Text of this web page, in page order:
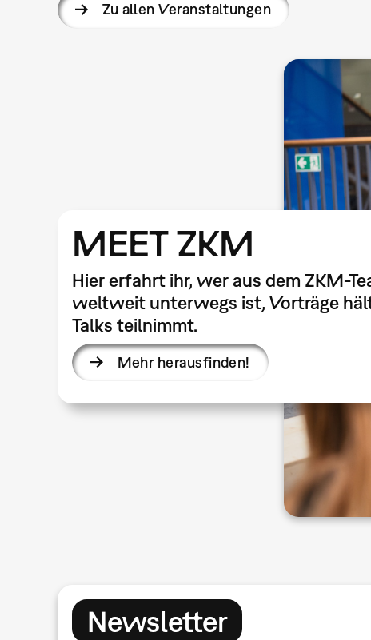
Zu allen Veranstaltungen
MEET ZKM
Hier erfahrt ihr, wer aus dem ZKM-
weltweit unterwegs ist, Vorträge
Talks teilnimmt.
Mehr herausfinden!
Newsletter